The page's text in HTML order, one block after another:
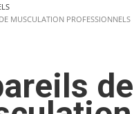
MUSCULATION PROFESSIONNELS
de